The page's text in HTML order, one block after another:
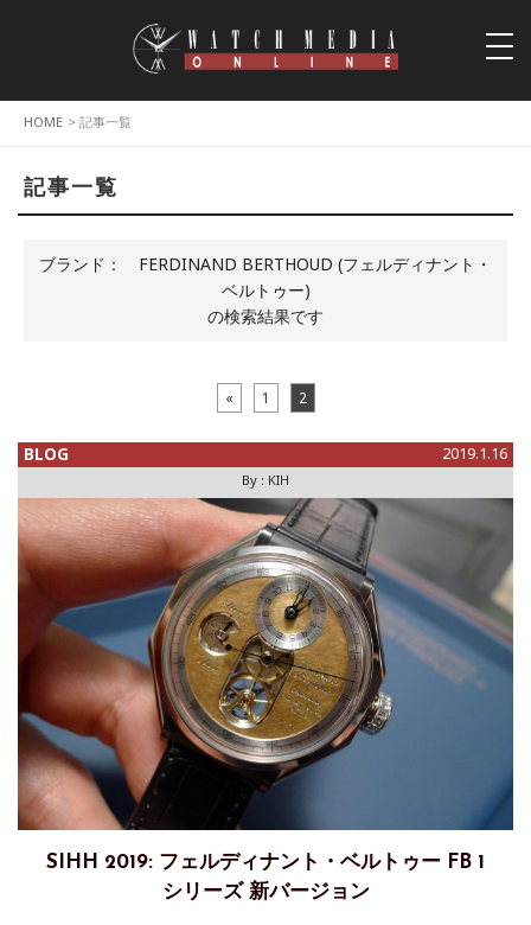
HOME > 記事一覧
記事一覧
ブランド：
FERDINAND BERTHOUD (フェルディナント・
ベルトゥー)
の検索結果です
« 1 2
BLOG 2019.1.16
By : KIH
SIHH 2019: フェルディナント・ベルトゥー FB 1
シリーズ 新バージョン